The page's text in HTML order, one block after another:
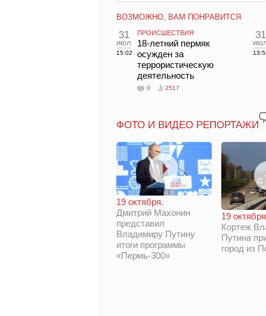
ВОЗМОЖНО, ВАМ ПОНРАВИТСЯ
31
июл
15:02
ПРОИСШЕСТВИЯ
18-летний пермяк
осужден за
террористическую
деятельность
0 2517
31
ФОТО И ВИДЕО РЕПОРТАЖИ
19 октября.
Дмитрий Махонин
представил
Владимиру Путину
итоги программы
«Пермь-300»
19
Кортеж
Путина
город из